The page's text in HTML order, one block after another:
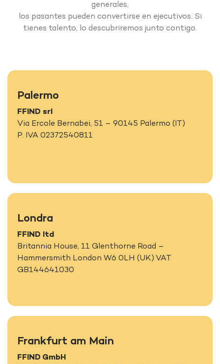
generales,
los pasantes pueden convertirse en ejecutivos. Si
tienes talento, lo descubriremos junto contigo.
Palermo
FFIND srl
Via Ercole Bernabei, 51 – 90145 Palermo (IT)
P. IVA 02372540811
Londra
FFIND ltd
Britannia House, 11 Glenthorne Road –
Hammersmith London W6 0LH (UK) VAT
GB144641030
Frankfurt am Main
FFIND GmbH